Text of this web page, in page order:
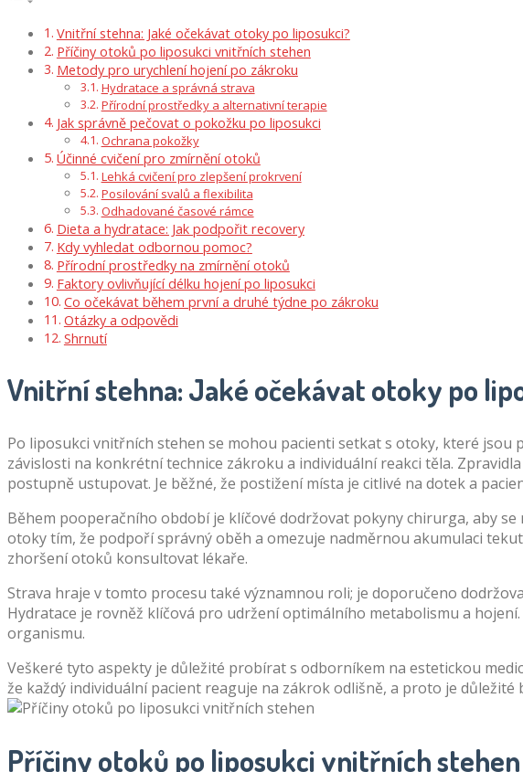
Vnitřní stehna: Jaké očekávat otoky po liposukci?
Příčiny otoků po liposukci vnitřních stehen
Metody pro urychlení hojení po zákroku
Hydratace a správná strava
Přírodní prostředky a alternativní terapie
Jak správně pečovat o pokožku po liposukci
Ochrana pokožky
Účinné cvičení pro zmírnění otoků
Lehká cvičení pro zlepšení prokrvení
Posilování svalů a flexibilita
Odhadované časové rámce
Dieta a hydratace: Jak podpořit recovery
Kdy vyhledat odbornou pomoc?
Přírodní prostředky na zmírnění otoků
Faktory ovlivňující délku hojení po liposukci
Co očekávat během první a druhé týdne po zákroku
Otázky a odpovědi
Shrnutí
Vnitřní stehna: Jaké očekávat otoky po
Po liposukci vnitřních stehen se mohou pacienti setkat s otoky, které
závislosti na konkrétní technice zákroku a individuální reakci těla.
postupně ustupovat. Je běžné, že postižení místa je citlivé na dotek a
Během pooperačního období je klíčové dodržovat pokyny chirurga, aby
otoky tím, že podpoří správný oběh a omezuje nadměrnou akumulaci
zhoršení otoků konsultovat lékaře.
Strava hraje v tomto procesu také významnou roli; je doporučeno
Hydratace je rovněž klíčová pro udržení optimálního metabolismu a
organismu.
Veškeré tyto aspekty je důležité probírat s odborníkem na estetickou
že každý individuální pacient reaguje na zákrok odlišně, a proto je
Příčiny otoků po liposukci vnitřních stehen